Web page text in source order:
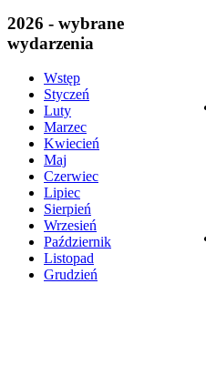
2026 - wybrane
wydarzenia
Wstęp
Styczeń
Luty
Marzec
Kwiecień
Maj
Czerwiec
Lipiec
Sierpień
Wrzesień
Październik
Listopad
Grudzień